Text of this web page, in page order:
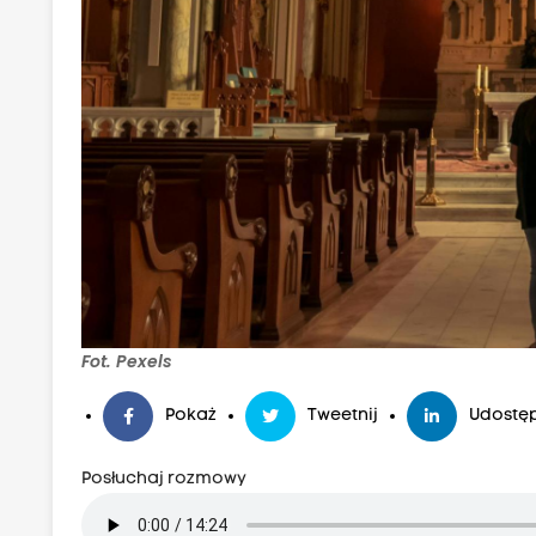
Fot. Pexels
Pokaż Tweetnij
Posłuchaj rozmowy